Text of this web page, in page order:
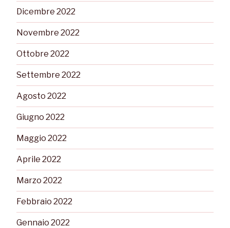
Dicembre 2022
Novembre 2022
Ottobre 2022
Settembre 2022
Agosto 2022
Giugno 2022
Maggio 2022
Aprile 2022
Marzo 2022
Febbraio 2022
Gennaio 2022